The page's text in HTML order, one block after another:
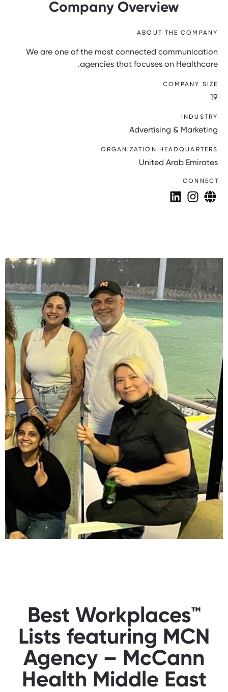
Company Overview
ABOUT THE COMPANY
We are one of the most connected communication
agencies that focuses on Healthcare.
COMPANY SIZE
19
INDUSTRY
Advertising & Marketing
ORGANIZATION HEADQUARTERS
United Arab Emirates
CONNECT
Best Workplaces™
Lists featuring MCN
Agency – McCann
Health Middle East